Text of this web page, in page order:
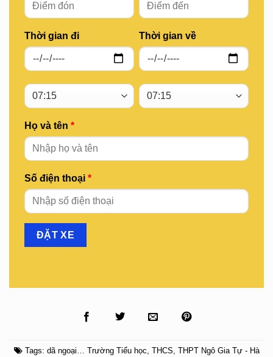
Thời gian đi Thời gian về
Họ và tên *
Số điện thoại *
Tags: dã ngoại… Trường Tiểu học THCS THPT Ngô Gia Tự - Hà